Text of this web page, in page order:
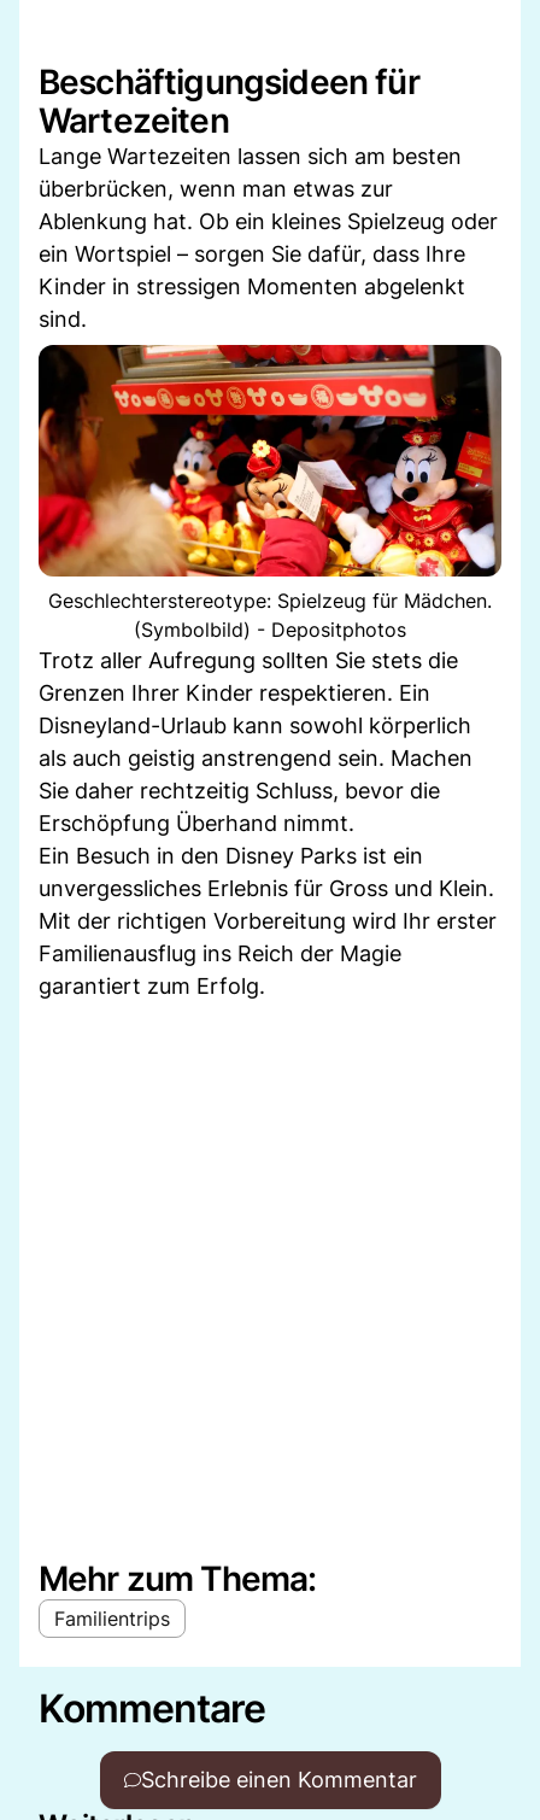
Beschäftigungsideen für
Wartezeiten
Lange Wartezeiten lassen sich am besten
überbrücken, wenn man etwas zur
Ablenkung hat. Ob ein kleines Spielzeug oder
ein Wortspiel – sorgen Sie dafür, dass Ihre
Kinder in stressigen Momenten abgelenkt
sind.
Geschlechterstereotype: Spielzeug für Mädchen.
(Symbolbild) - Depositphotos
Trotz aller Aufregung sollten Sie stets die
Grenzen Ihrer Kinder respektieren. Ein
Disneyland-Urlaub kann sowohl körperlich
als auch geistig anstrengend sein. Machen
Sie daher rechtzeitig Schluss, bevor die
Erschöpfung Überhand nimmt.
Ein Besuch in den Disney Parks ist ein
unvergessliches Erlebnis für Gross und Klein.
Mit der richtigen Vorbereitung wird Ihr erster
Familienausflug ins Reich der Magie
garantiert zum Erfolg.
Mehr zum Thema:
Familientrips
Kommentare
Schreibe einen Kommentar